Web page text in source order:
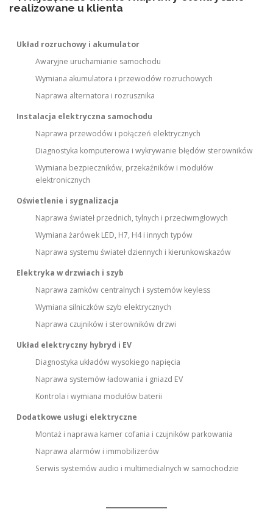
realizowane u klienta
Układ rozruchowy i akumulator
Awaryjne uruchamianie samochodu
Wymiana akumulatora i przewodów rozruchowych
Naprawa alternatora i rozrusznika
Instalacja elektryczna samochodu
Naprawa przewodów i połączeń elektrycznych
Diagnostyka komputerowa i wykrywanie błędów sterowników
Wymiana bezpieczników, przekaźników i modułów
elektronicznych
Oświetlenie i sygnalizacja
Naprawa świateł przednich, tylnych i przeciwmgłowych
Wymiana żarówek LED, H7, H4 i innych typów
Naprawa systemu świateł dziennych i kierunkowskazów
Elektryka w drzwiach i szyb
Naprawa zamków centralnych i systemów keyless
Wymiana silniczków szyb elektrycznych
Naprawa czujników i sterowników drzwi
Układ elektryczny hybryd i EV
Diagnostyka układów wysokiego napięcia
Naprawa systemów ładowania i gniazd EV
Kontrola i wymiana modułów baterii
Dodatkowe usługi elektryczne
Montaż i naprawa kamer cofania i czujników parkowania
Naprawa alarmów i immobilizerów
Serwis systemów audio i multimedialnych w samochodzie